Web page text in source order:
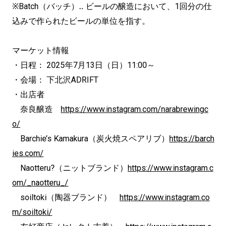
※Batch（バッチ）‥ ビールの醸造において、1回分の仕
込みで作られたビールの単位を指す。
マーケット情報
・日程： 2025年7月13日（日）11:00～
・会場： 下北沢ADRIFT
・出店者
奈良醸造 https://www.instagram.com/narabrewingc
o/
Barchie’s Kamakura（炭火焼スペアリブ） https://barch
ies.com/
Naotteru?（ニットブランド） https://www.instagram.c
om/_naotteru_/
soiltoki（陶器ブランド） https://www.instagram.co
m/soiltoki/